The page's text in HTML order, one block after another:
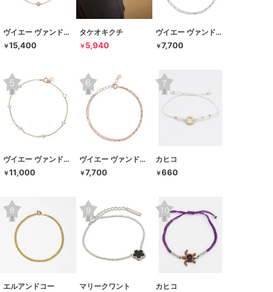
ヴイエー ヴァンドーム青山
￥15,400
タケオキクチ
￥ 5,940
ヴイエー ヴァンドーム青山
￥7,700
ヴイエー ヴァンドーム青山
￥11,000
ヴイエー ヴァンドーム青山
￥7,700
カヒコ
￥660
エルアンドコー マリークワント カヒコ